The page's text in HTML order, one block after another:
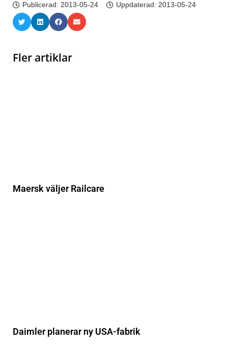
Publicerad: 2013-05-24 Uppdaterad: 2013-05-24
Fler artiklar
Maersk väljer Railcare
Daimler planerar ny USA-fabrik